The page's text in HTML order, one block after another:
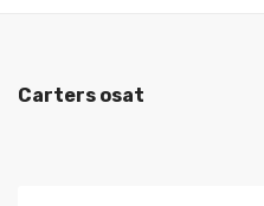
Carters osat